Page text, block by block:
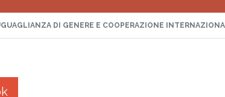
DI GENERE E COOPERAZIONE